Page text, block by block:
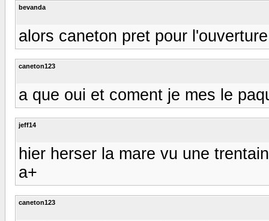
bevanda
alors caneton pret pour l'ouverture
caneton123
a que oui et coment je mes le
jeff14
hier herser la mare vu une
a+
caneton123